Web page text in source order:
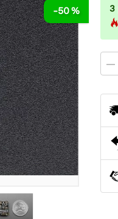
-50 %
3